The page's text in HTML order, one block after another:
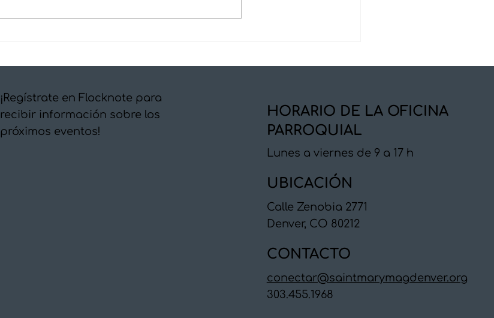
¡Regístrate en Flocknote para
recibir información sobre los
próximos eventos!
HORARIO DE LA OFICINA
PARROQUIAL
Lunes a viernes de 9 a 17 h
UBICACIÓN
Calle Zenobia 2771
Denver, CO 80212
CONTACTO
conectar@saintmarymagdenver.org
303.455.1968